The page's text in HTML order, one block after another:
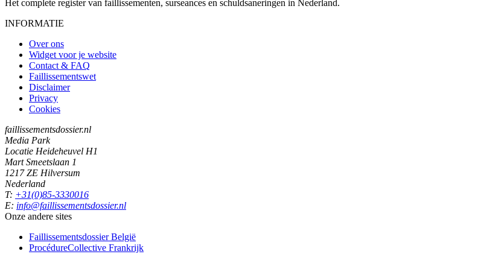
Het complete register van faillissementen, surseances en schuldsaneringen in Nederland.
INFORMATIE
Over ons
Widget voor je website
Contact & FAQ
Faillissementswet
Disclaimer
Privacy
Cookies
faillissementsdossier.nl
Media Park
Locatie Heideheuvel H1
Mart Smeetslaan 1
1217 ZE Hilversum
Nederland
T: +31(0)85-3330016
E: info@faillissementsdossier.nl
Onze andere sites
Faillissementsdossier België
ProcédureCollective Frankrijk